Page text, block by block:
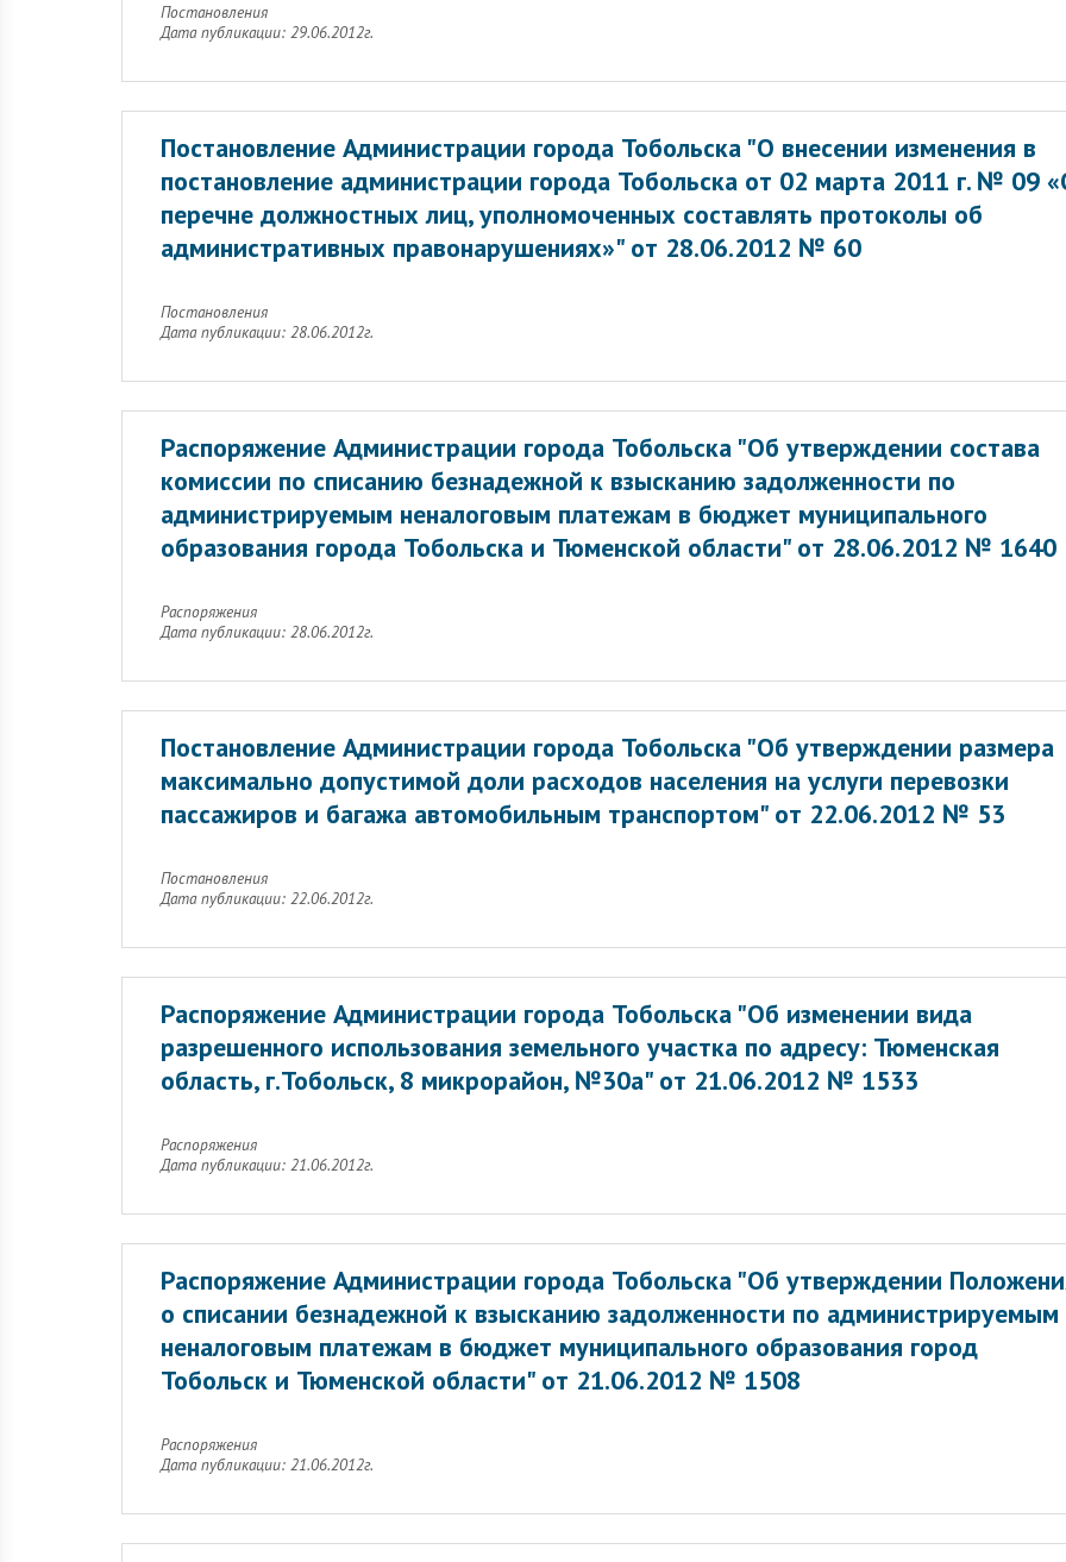
Постановления
Дата публикации: 29.06.2012г.
Постановление Администрации города Тобольска "О внесении изменения в
постановление администрации города Тобольска от 02 марта 2011 г. № 09
перечне должностных лиц, уполномоченных составлять протоколы об
административных правонарушениях»" от 28.06.2012 № 60
Постановления
Дата публикации: 28.06.2012г.
Распоряжение Администрации города Тобольска "Об утверждении состава
комиссии по списанию безнадежной к взысканию задолженности по
администрируемым неналоговым платежам в бюджет муниципального
образования города Тобольска и Тюменской области" от 28.06.2012 № 1640
Распоряжения
Дата публикации: 28.06.2012г.
Постановление Администрации города Тобольска "Об утверждении размера
максимально допустимой доли расходов населения на услуги перевозки
пассажиров и багажа автомобильным транспортом" от 22.06.2012 № 53
Постановления
Дата публикации: 22.06.2012г.
Распоряжение Администрации города Тобольска "Об изменении вида
разрешенного использования земельного участка по адресу: Тюменская
область, г.Тобольск, 8 микрорайон, №30а" от 21.06.2012 № 1533
Распоряжения
Дата публикации: 21.06.2012г.
Распоряжение Администрации города Тобольска "Об утверждении
о списании безнадежной к взысканию задолженности по администрируемым
неналоговым платежам в бюджет муниципального образования город
Тобольск и Тюменской области" от 21.06.2012 № 1508
Распоряжения
Дата публикации: 21.06.2012г.